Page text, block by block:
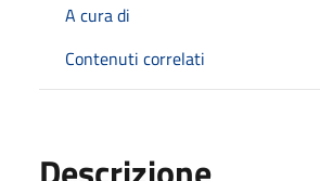
A cura di
Contenuti correlati